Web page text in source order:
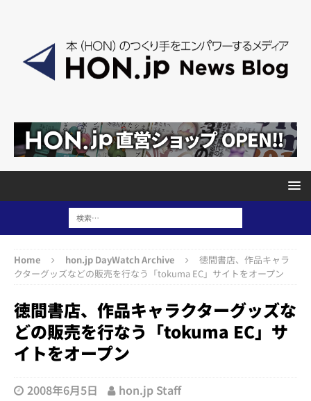
Home hon.jp DayWatch Archive
徳間書店、作品キャラ
クターグッズなどの販売を行なう「tokuma EC」サイトをオープン
徳間書店、作品キャラクターグッズな
どの販売を行なう「tokuma EC」サ
イトをオープン
2008年6月5日 hon.jp Staff